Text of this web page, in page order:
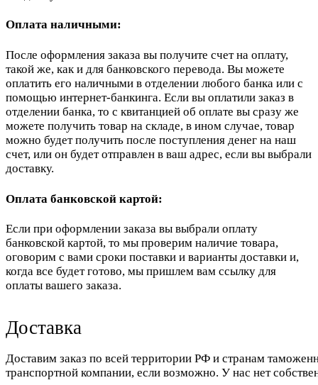
Оплата наличными:
После оформления заказа вы получите счет на оплату,
такой же, как и для банковского перевода. Вы можете
оплатить его наличными в отделении любого банка или с
помощью интернет-банкинга. Если вы оплатили заказ в
отделении банка, то с квитанцией об оплате вы сразу же
можете получить товар на складе, в ином случае, товар
можно будет получить после поступления денег на наш
счет, или он будет отправлен в ваш адрес, если вы выбрали
доставку.
Оплата банковской картой:
Если при оформлении заказа вы выбрали оплату
банковской картой, то мы проверим наличие товара,
оговорим с вами сроки поставки и варианты доставки и,
когда все будет готово, мы пришлем вам ссылку для
оплаты вашего заказа.
Доставка
Доставим заказ по всей территории РФ и странам
транспортной компании, если возможно. У нас нет